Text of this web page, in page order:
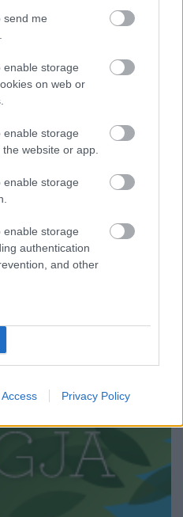
send me
enable storage
on web or
enable storage
website or app.
enable storage
enable storage
authentication
and other
Privacy Policy
került a kezembe, ami a
kertre vágynak.
a baba- és